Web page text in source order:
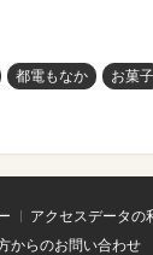
都電もなか お菓子
アクセスデータの
からのお問い合わせ